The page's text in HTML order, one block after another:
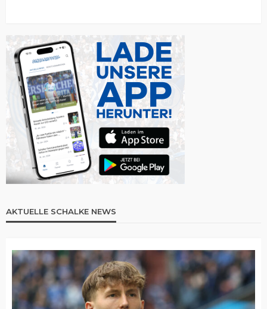
AKTUELLE SCHALKE NEWS